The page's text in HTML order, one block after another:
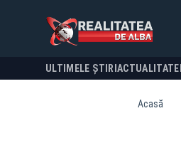
ULTIMELE ȘTIRI ACTUALITATE
Acasă